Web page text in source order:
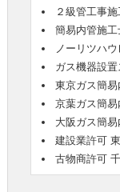
２級管工事
簡易内管施工
ノーリツハ
ガス機器設
東京ガス簡
京葉ガス簡
大阪ガス簡
建設業許可
古物商許可